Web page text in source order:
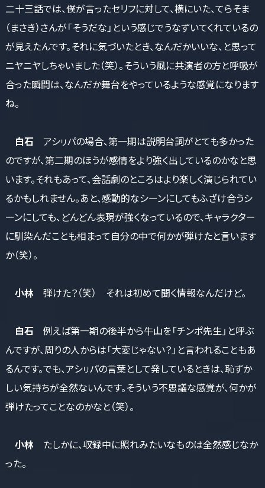
二十三話では、僕が言ったセリフに対して、横にいた、てらそま
（まさき）さんが「そうだな」という感じでうなずいてくれているの
が見えたんです。それに気づいたとき、なんだかいいな、と思って
ニヤニヤしちゃいました（笑）。そういう風に共演者の方と呼吸が
合った瞬間は、なんだか舞台をやっているような感覚になります
ね。
白石 アシㇼパの場合、第一期は説明台詞がとても多かった
のですが、第二期のほうが感情をより強く出しているのかなと思
います。それもあって、会話劇のところはより楽しく演じられてい
るかもしれません。あと、感動的なシーンにしてもふざけ合うシ
ーンにしても、どんどん表現が強くなっているので、キャラクター
に馴染んだことも相まって自分の中で何かが弾けたと言います
か（笑）。
小林弾けた？（笑） それは初めて聞く情報なんだけど。
白石 例えば第一期の後半から牛山を「チンポ先生」と呼ぶ
んですが、周りの人からは「大変じゃない？」と言われることもあ
るんです。でも、アシㇼパの言葉として発しているときは、恥ずか
しい気持ちが全然ないんです。そういう不思議な感覚が、何かが
弾けたってことなのかなと（笑）。
小林たしかに、収録中に照れみたいなものは全然感じなか
った。